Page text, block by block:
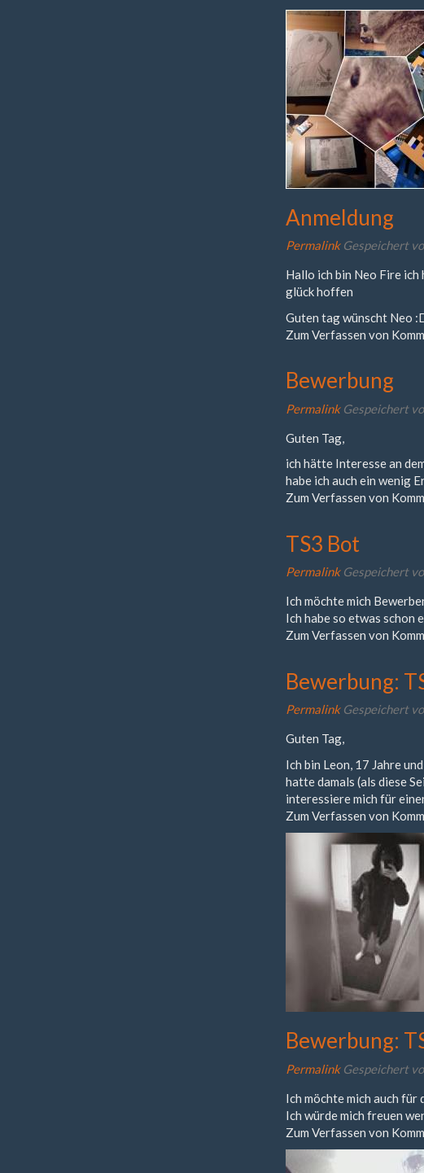
Anmeldung
Permalink Gespeichert
Hallo ich bin Neo Fire
glück hoffen
Guten tag wünscht Neo
Zum Verfassen von
Bewerbung
Permalink Gespeichert
Guten Tag,
ich hätte Interesse an
habe ich auch ein wenig
Zum Verfassen von
TS3 Bot
Permalink Gespeichert
Ich möchte mich
Ich habe so etwas schon
Zum Verfassen von
Bewerbung:
Permalink Gespeichert
Guten Tag,
Ich bin Leon, 17 Jahre
hatte damals (als diese
interessiere mich für
Zum Verfassen von
Bewerbung:
Permalink Gespeichert
Ich möchte mich auch
Ich würde mich freuen
Zum Verfassen von